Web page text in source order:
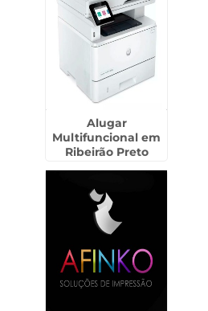
Alugar
Multifuncional em
Ribeirão Preto